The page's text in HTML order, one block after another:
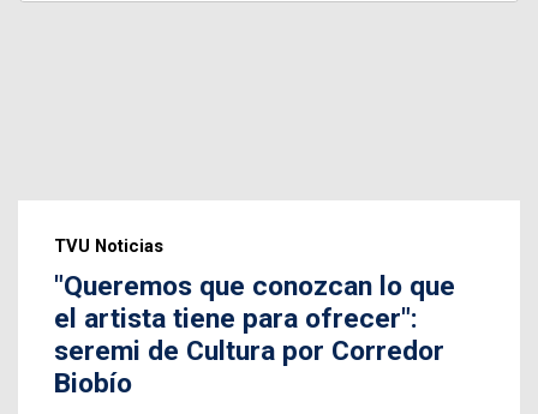
TVU Noticias
"Queremos que conozcan lo que
el artista tiene para ofrecer":
seremi de Cultura por Corredor
Biobío